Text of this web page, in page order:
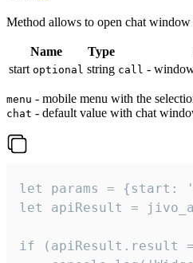
Method allows to open chat window
Name Type
start optional string call -
menu - mobile menu with the
chat - default value with chat
let params =
let apiResult =
if (apiResult.result